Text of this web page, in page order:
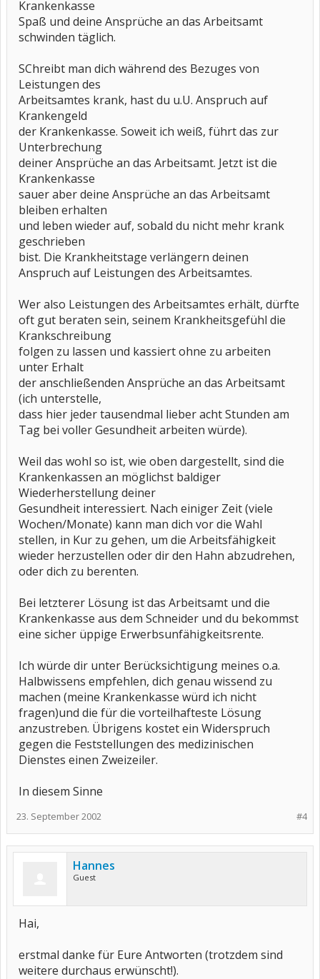
Krankenkasse
Spaß und deine Ansprüche an das Arbeitsamt
schwinden täglich.
SChreibt man dich während des Bezuges von
Leistungen des
Arbeitsamtes krank, hast du u.U. Anspruch auf
Krankengeld
der Krankenkasse. Soweit ich weiß, führt das zur
Unterbrechung
deiner Ansprüche an das Arbeitsamt. Jetzt ist die
Krankenkasse
sauer aber deine Ansprüche an das Arbeitsamt
bleiben erhalten
und leben wieder auf, sobald du nicht mehr krank
geschrieben
bist. Die Krankheitstage verlängern deinen
Anspruch auf Leistungen des Arbeitsamtes.
Wer also Leistungen des Arbeitsamtes erhält, dürfte
oft gut beraten sein, seinem Krankheitsgefühl die
Krankschreibung
folgen zu lassen und kassiert ohne zu arbeiten
unter Erhalt
der anschließenden Ansprüche an das Arbeitsamt
(ich unterstelle,
dass hier jeder tausendmal lieber acht Stunden am
Tag bei voller Gesundheit arbeiten würde).
Weil das wohl so ist, wie oben dargestellt, sind die
Krankenkassen an möglichst baldiger
Wiederherstellung deiner
Gesundheit interessiert. Nach einiger Zeit (viele
Wochen/Monate) kann man dich vor die Wahl
stellen, in Kur zu gehen, um die Arbeitsfähigkeit
wieder herzustellen oder dir den Hahn abzudrehen,
oder dich zu berenten.
Bei letzterer Lösung ist das Arbeitsamt und die
Krankenkasse aus dem Schneider und du bekommst
eine sicher üppige Erwerbsunfähigkeitsrente.
Ich würde dir unter Berücksichtigung meines o.a.
Halbwissens empfehlen, dich genau wissend zu
machen (meine Krankenkasse würd ich nicht
fragen)und die für die vorteilhafteste Lösung
anzustreben. Übrigens kostet ein Widerspruch
gegen die Feststellungen des medizinischen
Dienstes einen Zweizeiler.
In diesem Sinne
#4
23. September 2002
Hannes
Guest
Hai,
erstmal danke für Eure Antworten (trotzdem sind
weitere durchaus erwünscht!).